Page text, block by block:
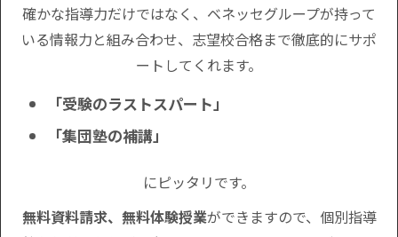
確かな指導力だけではなく、ベネッセグループが持って
いる情報力と組み合わせ、志望校合格まで徹底的にサポ
ートしてくれます。
「受験のラストスパート」
「集団塾の補講」
にピッタリです。
無料資料請求、無料体験授業ができますので、個別指導